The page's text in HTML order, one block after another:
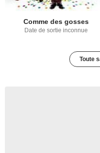
Comme des gosses
Date de sortie inconnue
Toute